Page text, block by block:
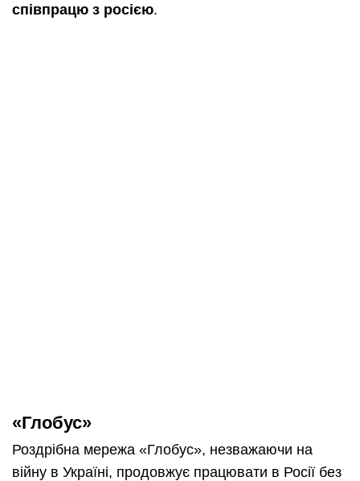
співпрацю з росією.
«Глобус»
Роздрібна мережа «Глобус», незважаючи на
війну в Україні, продовжує працювати в Росії без